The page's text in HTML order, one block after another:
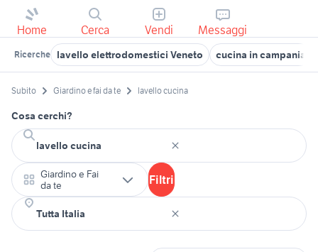
Home Cerca Vendi Messaggi
Ricerche lavello elettrodomestici Veneto cucina in campania
Subito Giardino e fai da te lavello cucina
Cosa cerchi?
Giardino e Fai
da te
Filtri